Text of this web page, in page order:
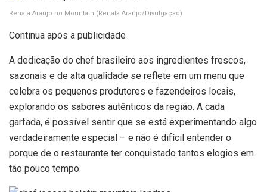
Renata Araújo no Mountain (Renata Araújo/Divulgação)
Continua após a publicidade
A dedicação do chef brasileiro aos ingredientes frescos,
sazonais e de alta qualidade se reflete em um menu que
celebra os pequenos produtores e fazendeiros locais,
explorando os sabores autênticos da região. A cada
garfada, é possível sentir que se está experimentando algo
verdadeiramente especial – e não é difícil entender o
porque de o restaurante ter conquistado tantos elogios em
tão pouco tempo.